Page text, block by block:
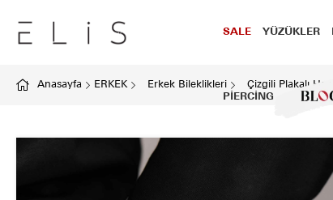
SALE YÜZÜKLER
PİERCİNG BLOG
Anasayfa ERKEK Erkek Bileklikleri Çizgili Plakalı